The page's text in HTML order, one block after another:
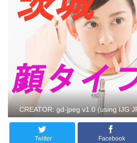
CREATOR: gd-jpeg v1.0 (using IJG
Twitter Facebook